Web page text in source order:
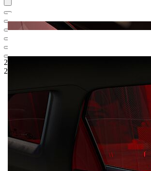
26.112,86 €
22.862,86 €